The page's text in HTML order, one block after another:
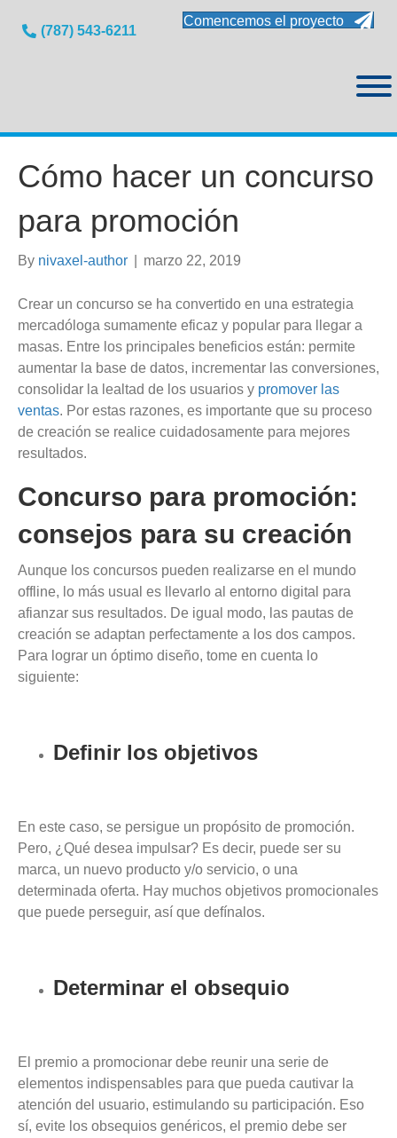
(787) 543-6211
Comencemos el proyecto
Cómo hacer un concurso
para promoción
By nivaxel-author marzo 22, 2019
Crear un concurso se ha convertido en una estrategia
mercadóloga sumamente eficaz y popular para llegar a
masas. Entre los principales beneficios están: permite
aumentar la base de datos, incrementar las conversiones,
consolidar la lealtad de los usuarios y promover las
ventas. Por estas razones, es importante que su proceso
de creación se realice cuidadosamente para mejores
resultados.
Concurso para promoción:
consejos para su creación
Aunque los concursos pueden realizarse en el mundo
offline, lo más usual es llevarlo al entorno digital para
afianzar sus resultados. De igual modo, las pautas de
creación se adaptan perfectamente a los dos campos.
Para lograr un óptimo diseño, tome en cuenta lo
siguiente:
Definir los objetivos
En este caso, se persigue un propósito de promoción.
Pero, ¿Qué desea impulsar? Es decir, puede ser su
marca, un nuevo producto y/o servicio, o una
determinada oferta. Hay muchos objetivos promocionales
que puede perseguir, así que defínalos.
Determinar el obsequio
El premio a promocionar debe reunir una serie de
elementos indispensables para que pueda cautivar la
atención del usuario, estimulando su participación. Eso
sí, evite los obsequios genéricos, el premio debe ser